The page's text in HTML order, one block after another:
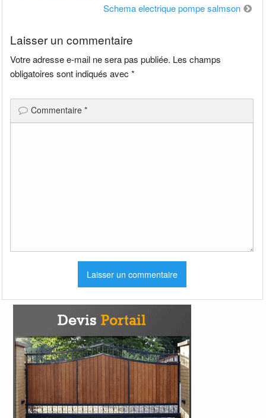
Schema electrique pompe salmson
Laisser un commentaire
Votre adresse e-mail ne sera pas publiée. Les champs
obligatoires sont indiqués avec*
Commentaire*